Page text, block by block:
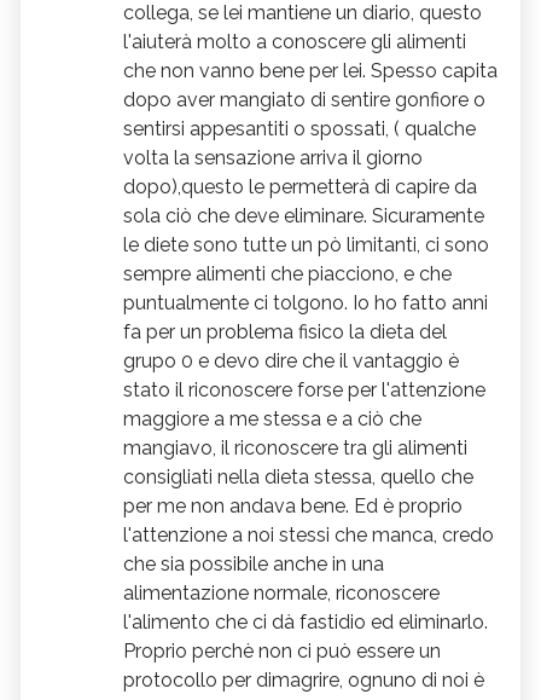
collega, se lei mantiene un diario, questo
l'aiuterà molto a conoscere gli alimenti
che non vanno bene per lei. Spesso capita
dopo aver mangiato di sentire gonfiore o
sentirsi appesantiti o spossati, ( qualche
volta la sensazione arriva il giorno
dopo),questo le permetterà di capire da
sola ciò che deve eliminare. Sicuramente
le diete sono tutte un pò limitanti, ci sono
sempre alimenti che piacciono, e che
puntualmente ci tolgono. Io ho fatto anni
fa per un problema fisico la dieta del
grupo 0 e devo dire che il vantaggio è
stato il riconoscere forse per l'attenzione
maggiore a me stessa e a ciò che
mangiavo, il riconoscere tra gli alimenti
consigliati nella dieta stessa, quello che
per me non andava bene. Ed è proprio
l'attenzione a noi stessi che manca, credo
che sia possibile anche in una
alimentazione normale, riconoscere
l'alimento che ci dà fastidio ed eliminarlo.
Proprio perchè non ci può essere un
protocollo per dimagrire, ognuno di noi è